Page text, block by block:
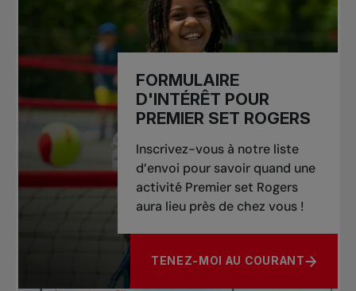
FORMULAIRE
D'INTÉRÊT POUR
PREMIER SET ROGERS
Inscrivez-vous à notre liste
d’envoi pour savoir quand une
activité Premier set Rogers
aura lieu près de chez vous !
TENEZ-MOI AU COURANT
À PROPOS DE FORMULAIRE